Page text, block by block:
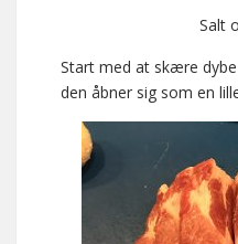
Salt
Start med at skære
den åbner sig som en